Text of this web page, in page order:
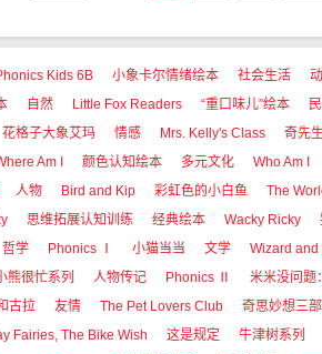
Kids 6B 小象卡尔情绪绘本 社会生活
自然 Little Fox Readers “重口味儿”绘本
花格子大象艾玛 情感 Mrs. Kelly's Class
奇先
Am I 颜色认知绘本 多元文化
Who Am I
人物 Bird and Kip 彩虹色的小白鱼
The
思维拓展认知训练 经典绘本 Wacky Ricky
哲学 Phonics Ⅰ 小猫当当 文学
Wizard and
熊很忙系列 人物传记 Phonics Ⅱ
米米没问题
古拉 友情 The Pet Lovers Club
奇思妙想三
Fairies, The Bike Wish 这是规定
牛津树系列